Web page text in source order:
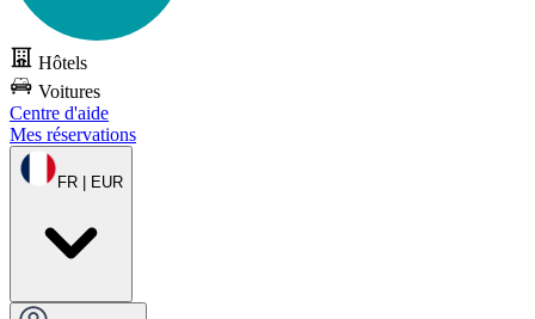
Hôtels
Voitures
Centre d'aide
Mes réservations
FR | EUR